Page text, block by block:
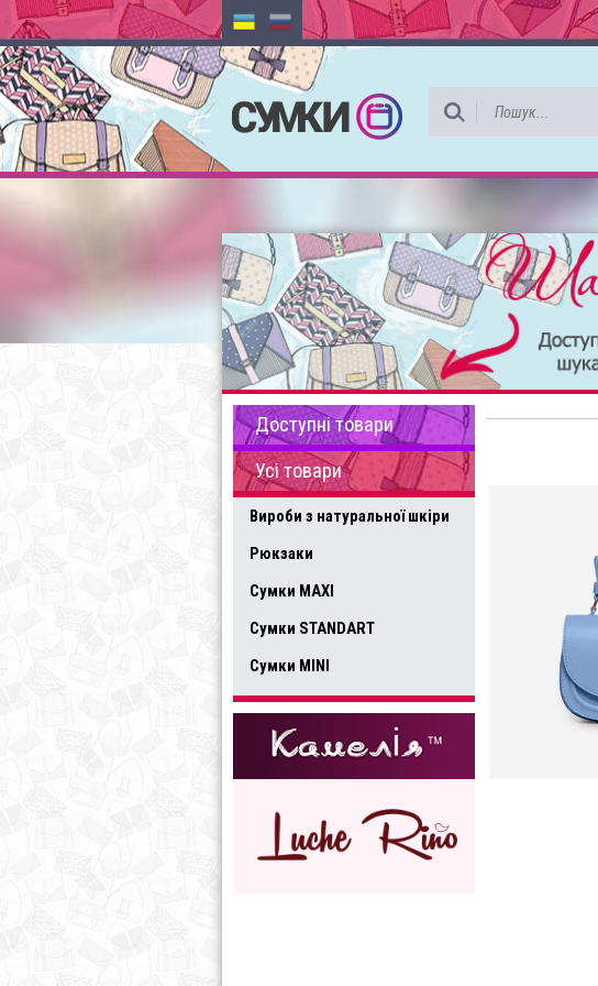
Доступні товари
Усі товари
Вироби з натуральної шкіри
Рюкзаки
Сумки MAXI
Сумки STANDART
Сумки MINI